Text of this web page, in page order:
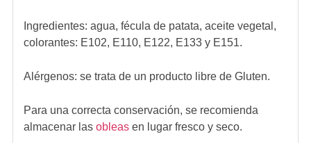
Ingredientes: agua, fécula de patata, aceite vegetal,
colorantes: E102, E110, E122, E133 y E151.
Alérgenos: se trata de un producto libre de Gluten.
Para una correcta conservación, se recomienda
almacenar las obleasen lugar fresco y seco.